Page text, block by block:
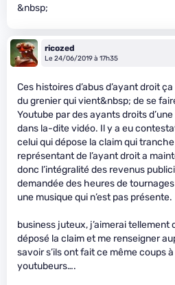
&nbsp;
ricozed
Le 24/06/2019 à 17h35
Ces histoires d’abus d’ayant droit
du grenier qui vient&nbsp; de se
Youtube par des ayants droits d’une
dans la-dite vidéo. Il y a eu
celui qui dépose la claim qui
représentant de l’ayant droit a
donc l’intégralité des revenus
demandée des heures de
une musique qui n’est pas présente.
business juteux, j’aimerai tellement
déposé la claim et me renseigner
savoir s’ils ont fait ce même coups
youtubeurs….